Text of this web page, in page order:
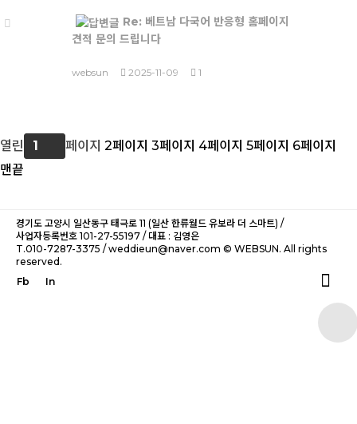
Re: 베트남 다국어 반응형 홈페이지
견적 문의 드립니다
websun 2025-11-09 1
열린 1 페이지 2페이지 3페이지 4페이지 5페이지 6페이지
맨끝
경기도 고양시 일산동구 태극로 11 (일산 한류월드 유보라 더 스마트) /
사업자등록번호 101-27-55197 / 대표 : 김영은
T.010-7287-3375 / weddieun@naver.com © WEBSUN. All rights
reserved.
Fb
In